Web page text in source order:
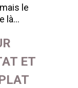
le
là…
ET